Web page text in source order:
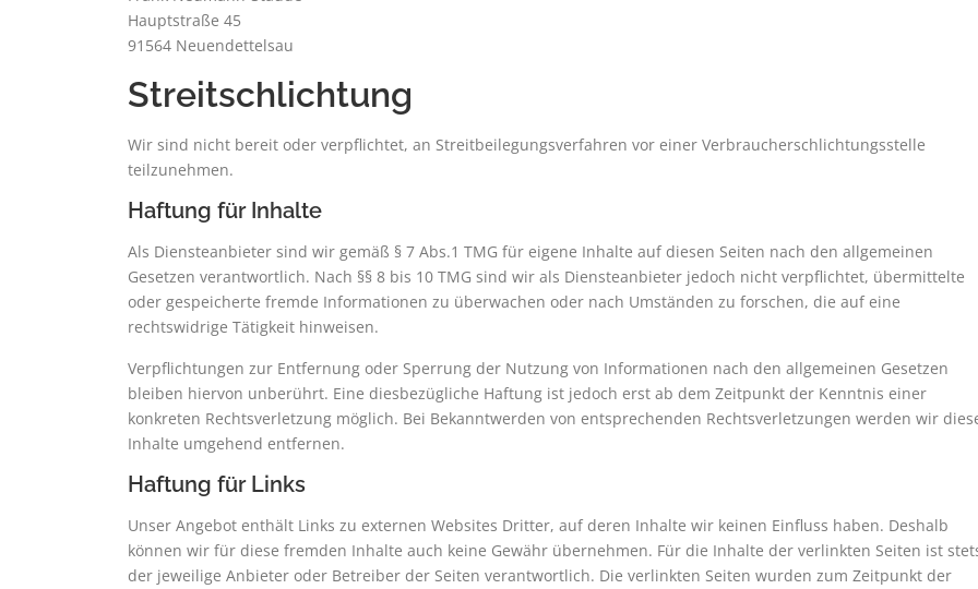
Hauptstraße 45
91564 Neuendettelsau
Streitschlichtung
Wir sind nicht bereit oder verpflichtet, an Streitbeilegungsverfahren vor einer Verbraucherschlichtungsstelle
teilzunehmen.
Haftung für Inhalte
Als Diensteanbieter sind wir gemäß § 7 Abs.1 TMG für eigene Inhalte auf diesen Seiten nach den allgemeinen
Gesetzen verantwortlich. Nach §§ 8 bis 10 TMG sind wir als Diensteanbieter jedoch nicht verpflichtet, übermittelte
oder gespeicherte fremde Informationen zu überwachen oder nach Umständen zu forschen, die auf eine
rechtswidrige Tätigkeit hinweisen.
Verpflichtungen zur Entfernung oder Sperrung der Nutzung von Informationen nach den allgemeinen Gesetzen
bleiben hiervon unberührt. Eine diesbezügliche Haftung ist jedoch erst ab dem Zeitpunkt der Kenntnis einer
konkreten Rechtsverletzung möglich. Bei Bekanntwerden von entsprechenden Rechtsverletzungen werden wir
Inhalte umgehend entfernen.
Haftung für Links
Unser Angebot enthält Links zu externen Websites Dritter, auf deren Inhalte wir keinen Einfluss haben. Deshalb
können wir für diese fremden Inhalte auch keine Gewähr übernehmen. Für die Inhalte der verlinkten Seiten ist
der jeweilige Anbieter oder Betreiber der Seiten verantwortlich. Die verlinkten Seiten wurden zum Zeitpunkt der